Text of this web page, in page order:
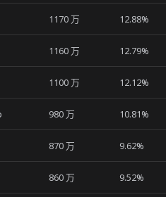
1170 万 12.88%
1160 万 12.79%
1100 万 12.12%
980 万 10.81%
870 万 9.62%
860 万 9.52%